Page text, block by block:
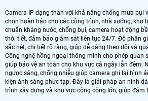
Camera IP dạng thân với khả năng chống mưa bụi
chọn hoàn hảo cho các công trình, nhà xưởng, kho
chuẩn kháng nước, chống bụi, camera hoạt động
thời tiết, đảm bảo giám sát liên tục 24/7. Độ phân
sắc nét, chi tiết rõ ràng, giúp dễ dàng theo dõi và
Công nghệ hồng ngoại thông minh cho phép quan
giúp bảo vệ an toàn cho khu vực cả ngày lẫn đêm.
ngược sáng, chống nhiễu giúp camera ghi lại hình
kiện ánh sáng phức tạp. Đây là giải pháp an ninh
trình xây dựng và khu vực công cộng lớn, giúp đảm